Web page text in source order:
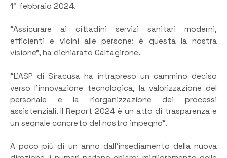
1° febbraio 2024.
“Assicurare ai cittadini servizi sanitari moderni,
efficienti e vicini alle persone: è questa la nostra
visione”, ha dichiarato Caltagirone.
“L’ASP di Siracusa ha intrapreso un cammino deciso
verso l’innovazione tecnologica, la valorizzazione del
personale e la riorganizzazione dei processi
assistenziali. Il Report 2024 è un atto di trasparenza e
un segnale concreto del nostro impegno”.
A poco più di un anno dall’insediamento della nuova